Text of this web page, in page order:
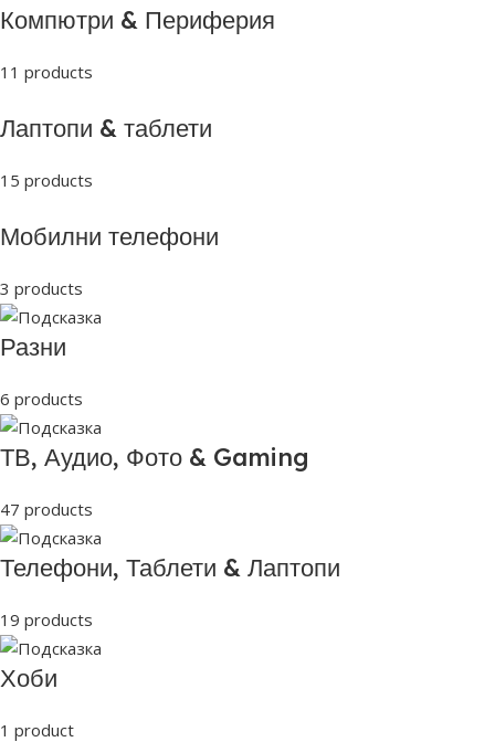
Компютри & Периферия
11 products
Лаптопи & таблети
15 products
Мобилни телефони
3 products
Разни
6 products
ТВ, Аудио, Фото & Gaming
47 products
Телефони, Таблети & Лаптопи
19 products
Хоби
1 product